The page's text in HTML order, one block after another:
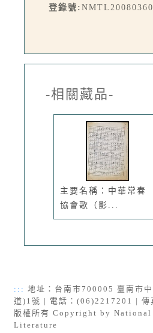
登錄號:
-相關藏品-
主要名稱：中華常春
協會歌（影...
::: 地址：台南市700005 臺南市
道)1號 | 電話：(06)2217201 |
版權所有 Copyright by National
Literature